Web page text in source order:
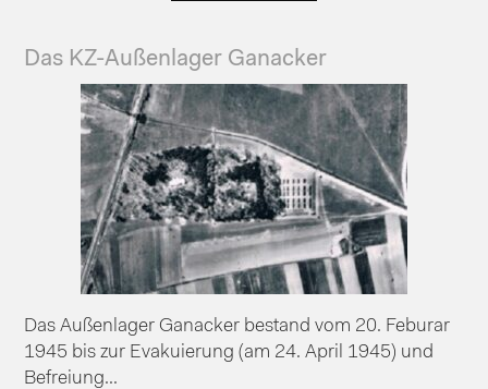
Das KZ-Außenlager Ganacker
Das Außenlager Ganacker bestand vom 20. Feburar
1945 bis zur Evakuierung (am 24. April 1945) und
Befreiung...